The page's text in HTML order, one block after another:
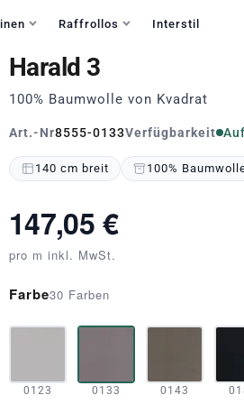
Raffrollos Interstil
Harald 3
100% Baumwolle von Kvadrat
Art.-Nr8555-0133Verfügbarkeit
140 cm breit 100%
147,05 €
pro m inkl. MwSt.
Farbe30 Farben
0123 0133 0143